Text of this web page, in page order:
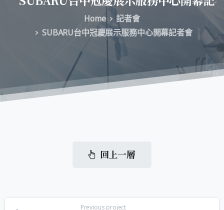
Home
記者會
SUBARU台中冠慶展示服務中心開幕記者會
回上一層
Previous project